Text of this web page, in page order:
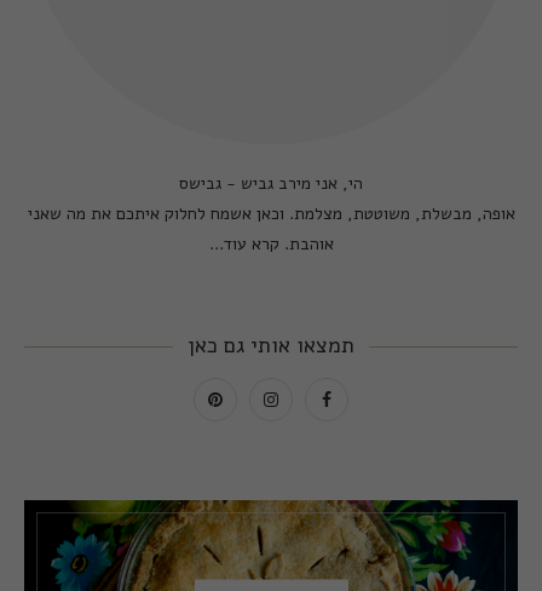
הי, אני מירב גביש - גבישס
אופה, מבשלת, משוטטת, מצלמת. וכאן אשמח לחלוק איתכם את מה שאני
אוהבת. קרא עוד...
תמצאו אותי גם כאן